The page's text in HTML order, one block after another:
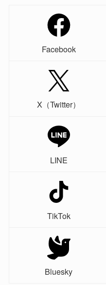
Facebook
X（Twitter）
LINE
TikTok
Bluesky